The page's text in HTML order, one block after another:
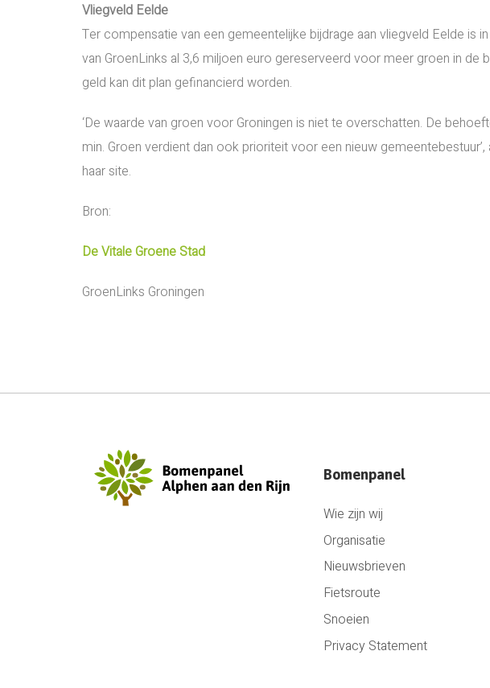
Vliegveld Eelde
Ter compensatie van een gemeentelijke bijdrage aan vliegveld Eelde is
van GroenLinks al 3,6 miljoen euro gereserveerd voor meer groen in de
geld kan dit plan gefinancierd worden.
‘De waarde van groen voor Groningen is niet te overschatten. De
min. Groen verdient dan ook prioriteit voor een nieuw
haar site.
Bron:
De Vitale Groene Stad
GroenLinks Groningen
Bomenpanel
Wie zijn wij
Organisatie
Nieuwsbrieven
Fietsroute
Snoeien
Privacy Statement